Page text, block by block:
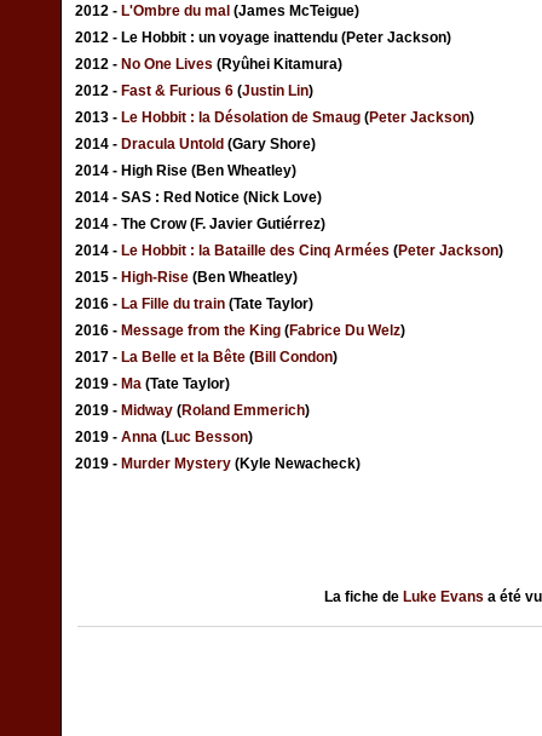
2012 - L'Ombre du mal (James McTeigue)
2012 - Le Hobbit : un voyage inattendu (Peter Jackson)
2012 - No One Lives (Ryûhei Kitamura)
2012 - Fast & Furious 6 (Justin Lin)
2013 - Le Hobbit : la Désolation de Smaug (Peter Jackson)
2014 - Dracula Untold (Gary Shore)
2014 - High Rise (Ben Wheatley)
2014 - SAS : Red Notice (Nick Love)
2014 - The Crow (F. Javier Gutiérrez)
2014 - Le Hobbit : la Bataille des Cinq Armées (Peter Jackson)
2015 - High-Rise (Ben Wheatley)
2016 - La Fille du train (Tate Taylor)
2016 - Message from the King (Fabrice Du Welz)
2017 - La Belle et la Bête (Bill Condon)
2019 - Ma (Tate Taylor)
2019 - Midway (Roland Emmerich)
2019 - Anna (Luc Besson)
2019 - Murder Mystery (Kyle Newacheck)
La fiche de Luke Evans a été